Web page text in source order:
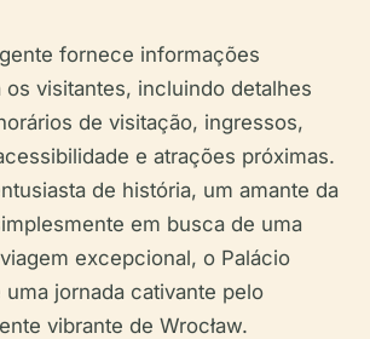
fornece informações
os visitantes, incluindo detalhes
de visitação, ingressos,
e atrações próximas.
de história, um amante da
em busca de uma
excepcional, o Palácio
jornada cativante pelo
vibrante de Wrocław.